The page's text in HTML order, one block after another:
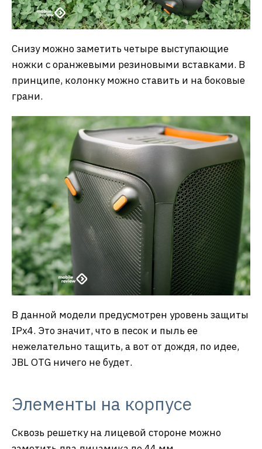
Снизу можно заметить четыре выступающие
ножки с оранжевыми резиновыми вставками. В
принципе, колонку можно ставить и на боковые
грани.
В данной модели предусмотрен уровень защиты
IPx4. Это значит, что в песок и пыль ее
нежелательно тащить, а вот от дождя, по идее,
JBL OTG ничего не будет.
Элементы на корпусе
Сквозь решетку на лицевой стороне можно